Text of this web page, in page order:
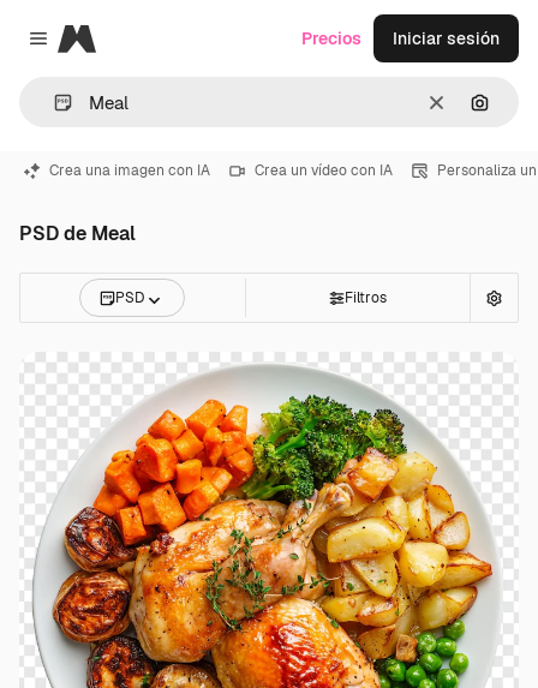
Close menu
Magnific
Borrar
Precios Iniciar sesión
Crea una imagen con IA Crea un vídeo con IA Personaliza
PSD de Meal
PSD Filtros